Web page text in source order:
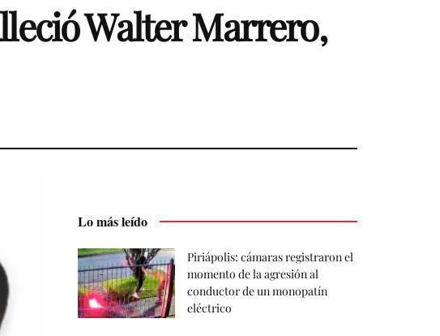
Walter Marrero,
Lo más leído
Piriápolis: cámaras registraron el
momento de la agresión al
conductor de un monopatín
eléctrico